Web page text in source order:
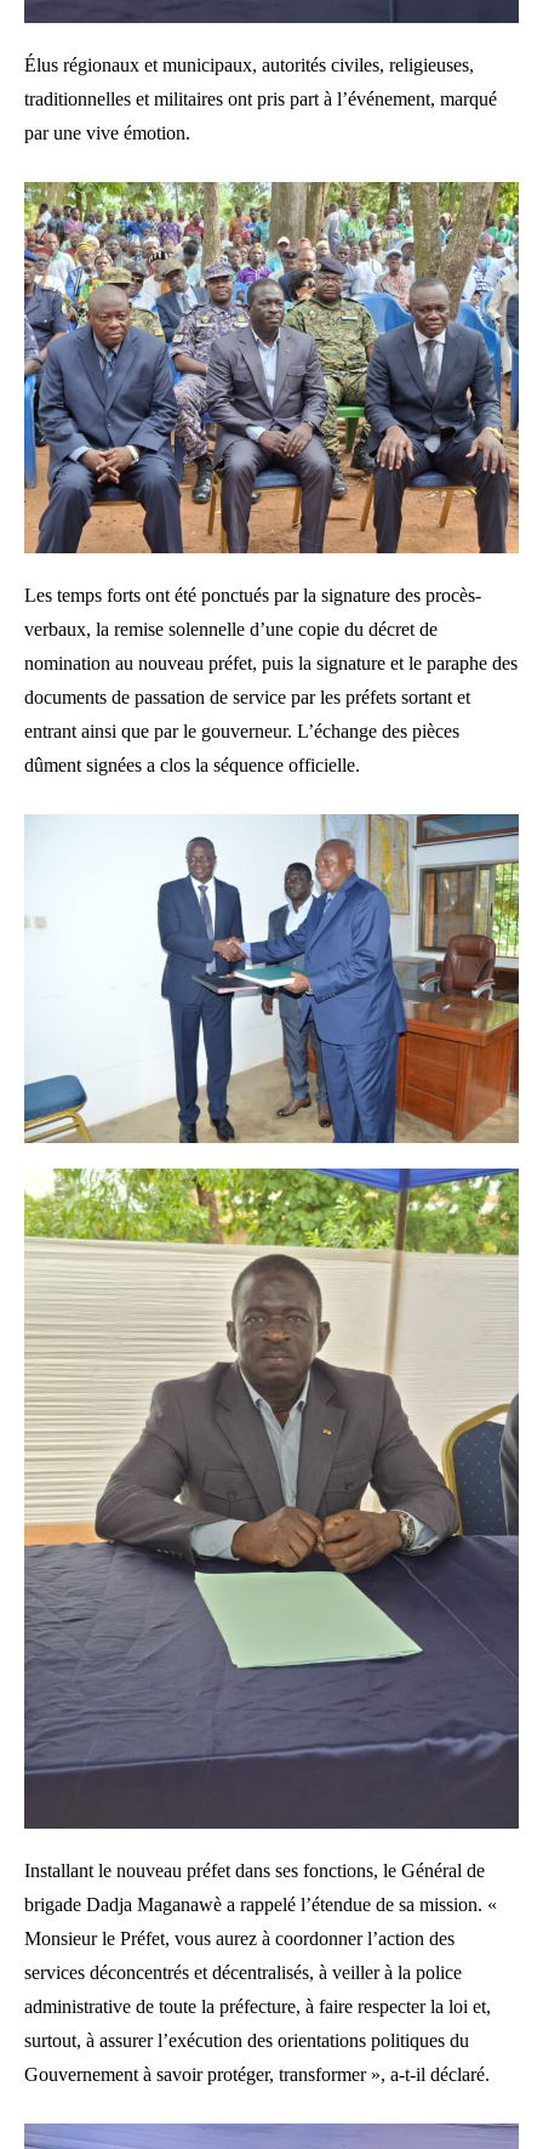
Élus régionaux et municipaux, autorités civiles, religieuses,
traditionnelles et militaires ont pris part à l’événement, marqué
par une vive émotion.
Les temps forts ont été ponctués par la signature des procès-
verbaux, la remise solennelle d’une copie du décret de
nomination au nouveau préfet, puis la signature et le paraphe des
documents de passation de service par les préfets sortant et
entrant ainsi que par le gouverneur. L’échange des pièces
dûment signées a clos la séquence officielle.
Installant le nouveau préfet dans ses fonctions, le Général de
brigade Dadja Maganawè a rappelé l’étendue de sa mission. «
Monsieur le Préfet, vous aurez à coordonner l’action des
services déconcentrés et décentralisés, à veiller à la police
administrative de toute la préfecture, à faire respecter la loi et,
surtout, à assurer l’exécution des orientations politiques du
Gouvernement à savoir protéger, transformer », a-t-il déclaré.